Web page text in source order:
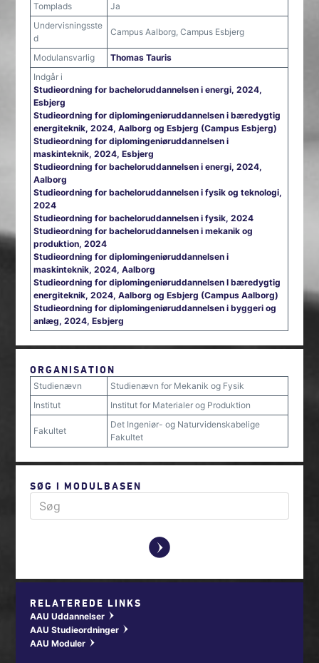
Tomplads
Ja
Undervisningsste
d
Campus Aalborg, Campus Esbjerg
Modulansvarlig
Thomas Tauris
Indgår i
Studieordning for bacheloruddannelsen i energi, 2024,
Esbjerg
Studieordning for diplomingeniøruddannelsen i bæredygtig
energiteknik, 2024, Aalborg og Esbjerg (Campus Esbjerg)
Studieordning for diplomingeniøruddannelsen i
maskinteknik, 2024, Esbjerg
Studieordning for bacheloruddannelsen i energi, 2024,
Aalborg
Studieordning for bacheloruddannelsen i fysik og teknologi,
2024
Studieordning for bacheloruddannelsen i fysik, 2024
Studieordning for bacheloruddannelsen i mekanik og
produktion, 2024
Studieordning for diplomingeniøruddannelsen i
maskinteknik, 2024, Aalborg
Studieordning for diplomingeniøruddannelsen I bæredygtig
energiteknik, 2024, Aalborg og Esbjerg (Campus Aalborg)
Studieordning for diplomingeniøruddannelsen i byggeri og
anlæg, 2024, Esbjerg
ORGANISATION
Studienævn
Studienævn for Mekanik og Fysik
Institut
Institut for Materialer og Produktion
Fakultet
Det Ingeniør- og Naturvidenskabelige
Fakultet
SØG I MODULBASEN
y
RELATEREDE LINKS
AAU Uddannelser w
AAU Studieordninger w
AAU Moduler w